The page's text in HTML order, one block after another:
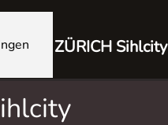
ZÜRICH Sihlcity